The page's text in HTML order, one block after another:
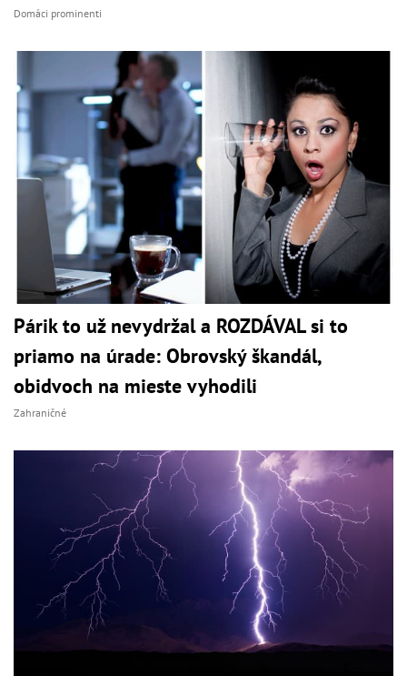
Domáci prominenti
Párik to už nevydržal a ROZDÁVAL si to
priamo na úrade: Obrovský škandál,
obidvoch na mieste vyhodili
Zahraničné